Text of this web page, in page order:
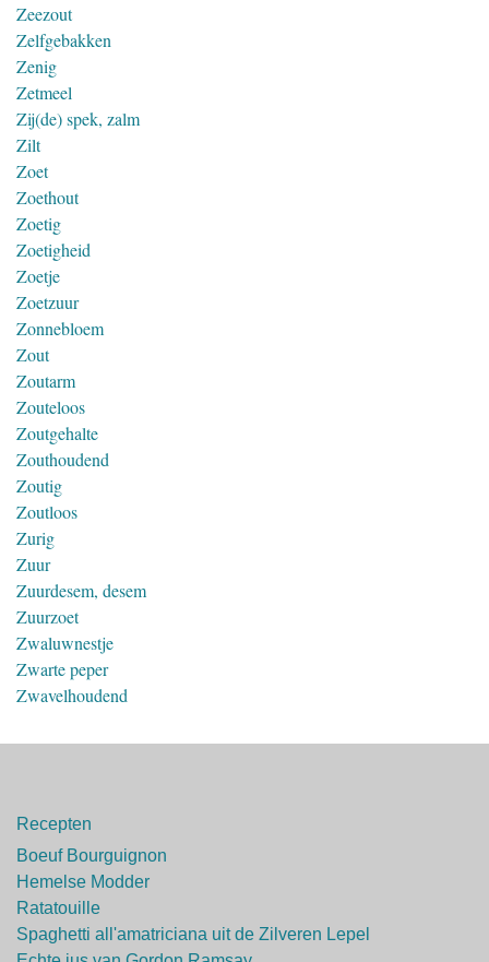
Zeezout
Zelfgebakken
Zenig
Zetmeel
Zij(de) spek, zalm
Zilt
Zoet
Zoethout
Zoetig
Zoetigheid
Zoetje
Zoetzuur
Zonnebloem
Zout
Zoutarm
Zouteloos
Zoutgehalte
Zouthoudend
Zoutig
Zoutloos
Zurig
Zuur
Zuurdesem, desem
Zuurzoet
Zwaluwnestje
Zwarte peper
Zwavelhoudend
Recepten
Boeuf Bourguignon
Hemelse Modder
Ratatouille
Spaghetti all'amatriciana uit de Zilveren Lepel